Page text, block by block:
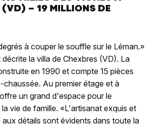
(VD) – 19 MILLIONS DE
à couper le souffle sur le Léman.»
la villa de Chexbres (VD). La
en 1990 et compte 15 pièces
Au premier étage et à
un grand d'espace pour le
vie de famille. «L'artisanat exquis et
détails sont évidents dans toute la